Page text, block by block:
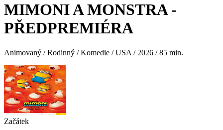
MIMONI A MONSTRA -
PŘEDPREMIÉRA
Animovaný / Rodinný / Komedie / USA / 2026 / 85 min.
Začátek